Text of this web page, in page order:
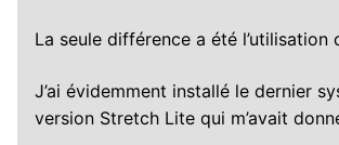
La seule différence a été l’utilisation
J’ai évidemment installé le dernier
version Stretch Lite qui m’avait